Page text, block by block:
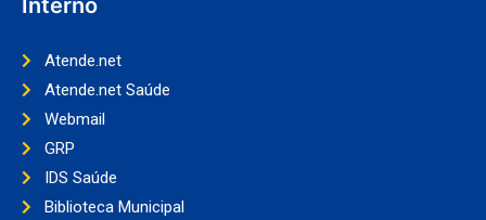
Interno
Atende.net
Atende.net Saúde
Webmail
GRP
IDS Saúde
Biblioteca Municipal